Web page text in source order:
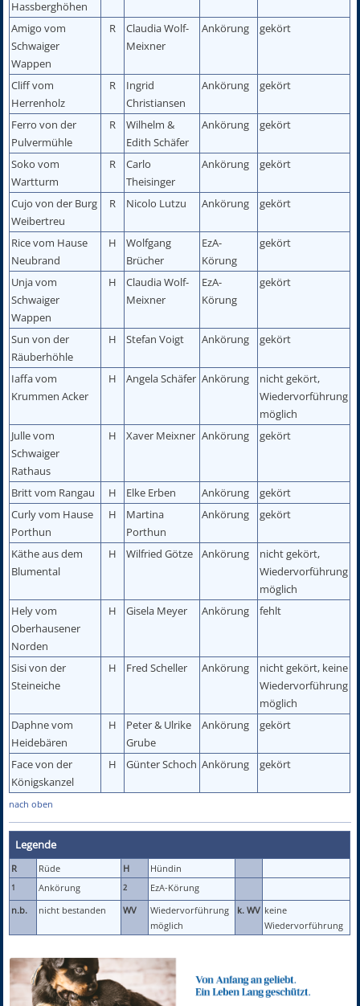
Hassberghöhen
Amigo vom
Schwaiger
Wappen
R
Claudia Wolf-
Meixner
Ankörung gekört
Cliff vom
Herrenholz
R
Ingrid
Christiansen
Ankörung gekört
Ferro von der
Pulvermühle
R
Wilhelm &
Edith Schäfer
Ankörung gekört
Soko vom
Wartturm
R
Carlo
Theisinger
Ankörung gekört
Cujo von der Burg
Weibertreu
R Nicolo Lutzu Ankörung gekört
Rice vom Hause
Neubrand
H
Wolfgang
Brücher
EzA-
Körung
gekört
Unja vom
Schwaiger
Wappen
H
Claudia Wolf-
Meixner
EzA-
Körung
gekört
Sun von der
Räuberhöhle
H Stefan Voigt Ankörung gekört
Iaffa vom
Krummen Acker
H Angela Schäfer Ankörung
nicht gekört,
Wiedervorführung
möglich
Julle vom
Schwaiger
Rathaus
H Xaver Meixner Ankörung gekört
Britt vom Rangau H Elke Erben Ankörung
gekört
Curly vom Hause
Porthun
H
Martina
Porthun
Ankörung gekört
Käthe aus dem
Blumental
H Wilfried Götze Ankörung
nicht gekört,
Wiedervorführung
möglich
Hely vom
Oberhausener
Norden
H Gisela Meyer Ankörung fehlt
Sisi von der
Steineiche
H Fred Scheller Ankörung
nicht gekört, keine
Wiedervorführung
möglich
Daphne vom
Heidebären
H
Peter & Ulrike
Grube
Ankörung gekört
Face von der
Königskanzel
H Günter Schoch Ankörung gekört
nach oben
Legende
R Rüde H Hündin
1 Ankörung 2
EzA-Körung
n.b.
nicht bestanden WV
Wiedervorführung
möglich
k. WV keine
Wiedervorführung